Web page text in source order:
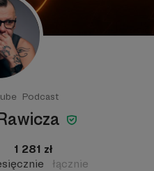
Podcast
1 281 zł
łącznie